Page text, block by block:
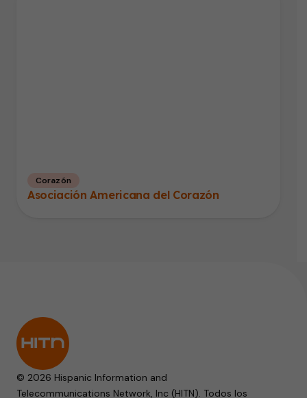
Corazón
Asociación Americana del Corazón
© 2026 Hispanic Information and
Telecommunications Network, Inc (HITN). Todos los